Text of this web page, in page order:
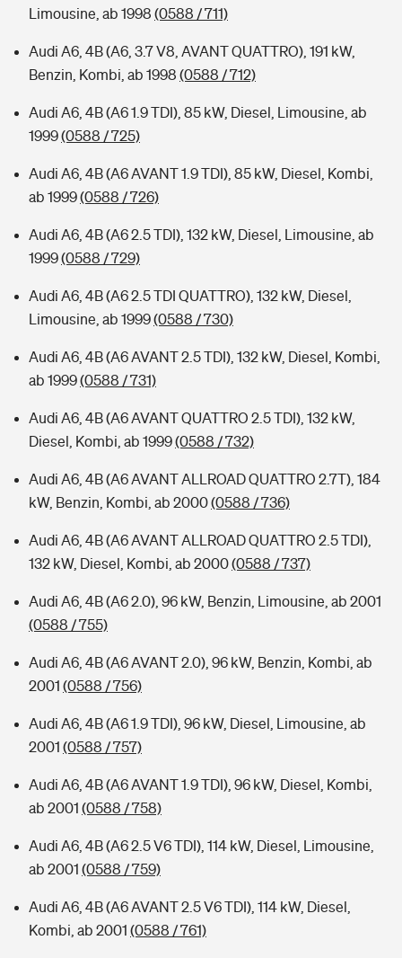
Limousine, ab 1998 (0588 / 711)
Audi A6, 4B (A6, 3.7 V8, AVANT QUATTRO), 191 kW,
Benzin, Kombi, ab 1998 (0588 / 712)
Audi A6, 4B (A6 1.9 TDI), 85 kW, Diesel, Limousine, ab
1999(0588 / 725)
Audi A6, 4B (A6 AVANT 1.9 TDI), 85 kW, Diesel, Kombi,
ab 1999(0588 / 726)
Audi A6, 4B (A6 2.5 TDI), 132 kW, Diesel, Limousine, ab
1999(0588 / 729)
Audi A6, 4B (A6 2.5 TDI QUATTRO), 132 kW, Diesel,
Limousine, ab 1999(0588 / 730)
Audi A6, 4B (A6 AVANT 2.5 TDI), 132 kW, Diesel, Kombi,
ab 1999(0588 / 731)
Audi A6, 4B (A6 AVANT QUATTRO 2.5 TDI), 132 kW,
Diesel, Kombi, ab 1999(0588 / 732)
Audi A6, 4B (A6 AVANT ALLROAD QUATTRO 2.7T), 184
kW, Benzin, Kombi, ab 2000(0588 / 736)
Audi A6, 4B (A6 AVANT ALLROAD QUATTRO 2.5 TDI),
132 kW, Diesel, Kombi, ab 2000(0588 / 737)
Audi A6, 4B (A6 2.0), 96 kW, Benzin, Limousine, ab 2001
(0588 / 755)
Audi A6, 4B (A6 AVANT 2.0), 96 kW, Benzin, Kombi, ab
2001 (0588 / 756)
Audi A6, 4B (A6 1.9 TDI), 96 kW, Diesel, Limousine, ab
2001 (0588 / 757)
Audi A6, 4B (A6 AVANT 1.9 TDI), 96 kW, Diesel, Kombi,
ab 2001 (0588 / 758)
Audi A6, 4B (A6 2.5 V6 TDI), 114 kW, Diesel, Limousine,
ab 2001 (0588 / 759)
Audi A6, 4B (A6 AVANT 2.5 V6 TDI), 114 kW, Diesel,
Kombi, ab 2001 (0588 / 761)